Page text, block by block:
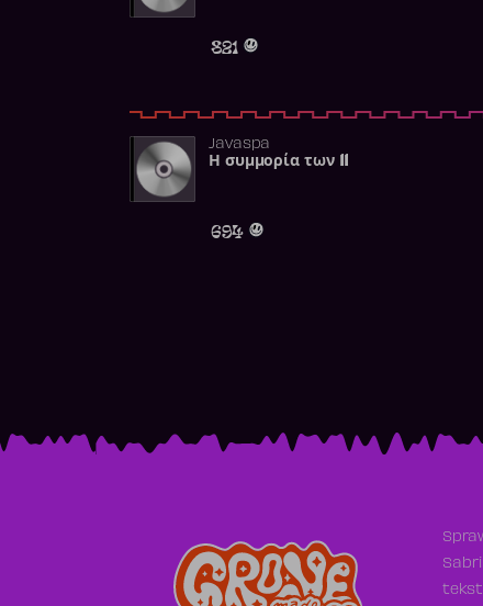
821
Javaspa
Η συμμορία των 11
694